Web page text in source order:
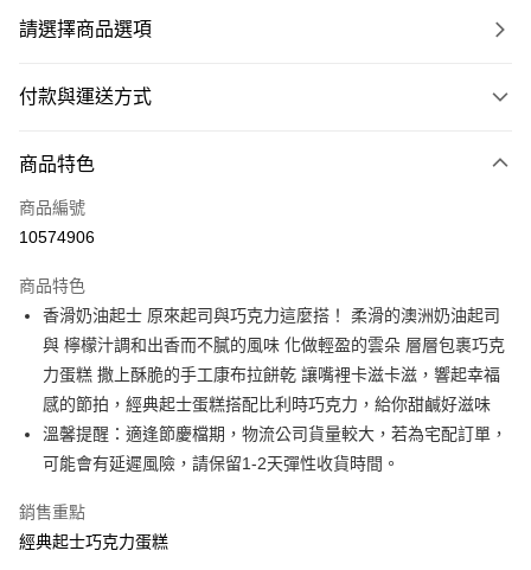
請選擇商品選項
付款與運送方式
信用卡一次付款
LINE Pay
運送方式
冷藏付款後門市自取
免運費
商品特色
商品編號
10574906
商品特色
香滑奶油起士 原來起司與巧克力這麼搭！ 柔滑的澳洲奶油起司
與 檸檬汁調和出香而不膩的風味 化做輕盈的雲朵 層層包裹巧克
力蛋糕 撒上酥脆的手工康布拉餅乾 讓嘴裡卡滋卡滋，響起幸福
感的節拍，經典起士蛋糕搭配比利時巧克力，給你甜鹹好滋味
溫馨提醒：適逢節慶檔期，物流公司貨量較大，若為宅配訂單，
可能會有延遲風險，請保留1-2天彈性收貨時間。
銷售重點
經典起士巧克力蛋糕